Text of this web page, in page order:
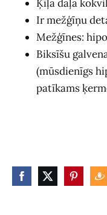
Ķīļa daļā
Ir mežģīņu
Mežģīnes:
Biksīšu
(mūsdienīgs
patīkams